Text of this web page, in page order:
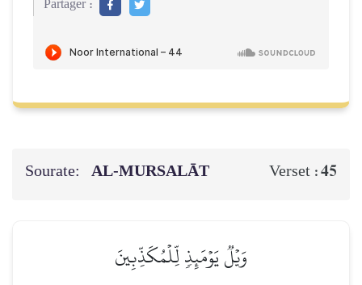
Partager :
Sourate: AL‑MURSALĀT Verset :45
وَيۡلٞ يَوۡمَئِذٖ لِّلۡمُكَذِّبِينَ